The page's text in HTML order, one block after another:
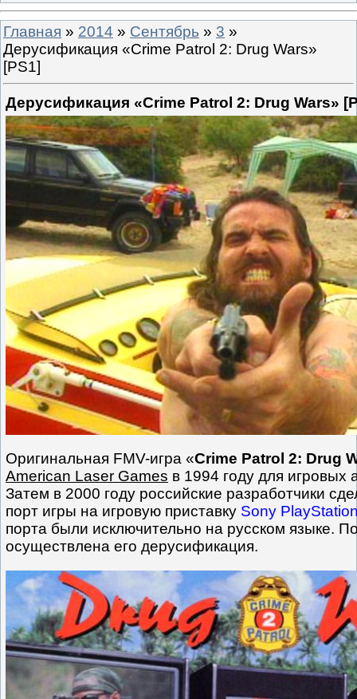
Главная » 2014 » Сентябрь » 3 »
Дерусификация «Crime Patrol 2: Drug Wars»
[PS1]
Дерусификация «Crime Patrol 2: Drug Wars»
Оригинальная FMV-игра «Crime Patrol 2: Drug
American Laser Games в 1994 году для игровых
Затем в 2000 году российские разработчики
порт игры на игровую приставку Sony
порта были исключительно на русском языке.
осуществлена его дерусификация.